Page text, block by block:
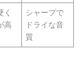
く
高
シャープで
ドライな音
質